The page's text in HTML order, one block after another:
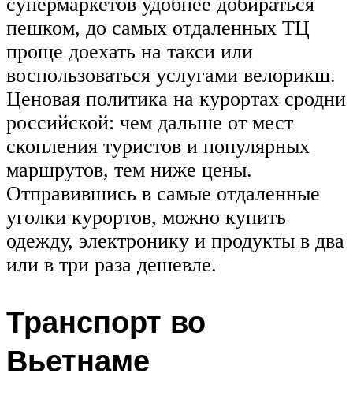
пешком, до самых отдаленных ТЦ
проще доехать на такси или
воспользоваться услугами велорикш.
Ценовая политика на курортах сродни
российской: чем дальше от мест
скопления туристов и популярных
маршрутов, тем ниже цены.
Отправившись в самые отдаленные
уголки курортов, можно купить
одежду, электронику и продукты в два
или в три раза дешевле.
Транспорт во
Вьетнаме